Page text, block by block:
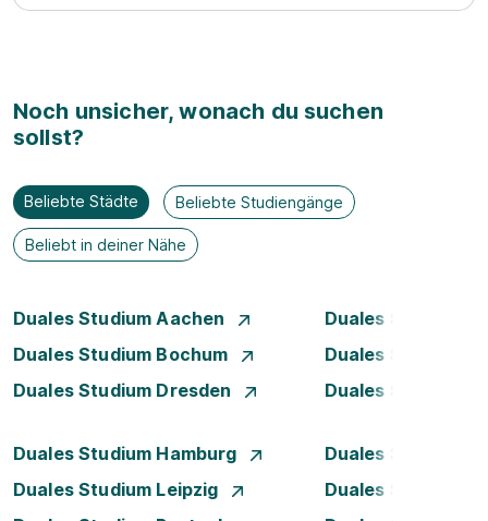
Noch unsicher, wonach du suchen
sollst?
Beliebte Städte Beliebte Studiengänge
Beliebt in deiner Nähe
Duales Studium Aachen
Duales Studium
Duales Studium Bochum
Duales Studium
Duales Studium Dresden
Duales Studium
Duales Studium Hamburg
Duales Studium
Duales Studium Leipzig
Duales Studium